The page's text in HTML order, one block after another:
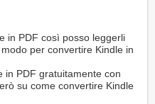
in PDF così posso leggerli
per convertire Kindle in
in PDF gratuitamente con
su come convertire Kindle